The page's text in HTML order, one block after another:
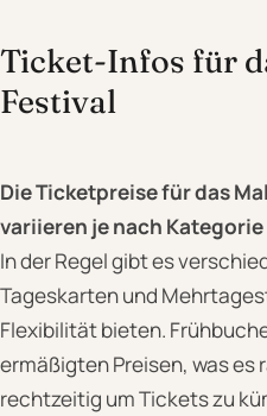
Ticket-Infos für
Festival
Die Ticketpreise für das
variieren je nach
In der Regel gibt es
Tageskarten und
Flexibilität bieten.
ermäßigten Preisen, was
rechtzeitig um Tickets zu